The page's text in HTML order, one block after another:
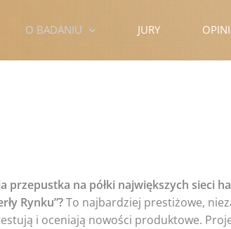
O BADANIU JURY
przepustka na półki największych sieci
Rynku”?To najbardziej prestiżowe,
i oceniają nowości produktowe.